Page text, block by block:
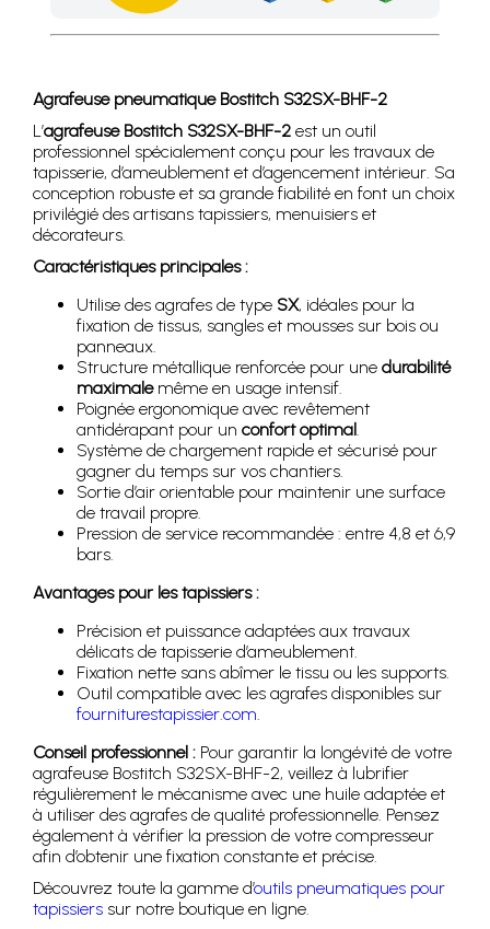
Achetez 4 sachets ou boîtes d'agrafes ou de pointes et
Agrafeuse pneumatique Bostitch S32SX-BHF-2
L’agrafeuse Bostitch S32SX-BHF-2 est un outil
professionnel spécialement conçu pour les travaux de
tapisserie, d’ameublement et d’agencement intérieur. Sa
conception robuste et sa grande fiabilité en font un choix
privilégié des artisans tapissiers, menuisiers et
décorateurs.
Caractéristiques principales :
Utilise des agrafes de type SX, idéales pour la
fixation de tissus, sangles et mousses sur bois ou
panneaux.
Structure métallique renforcée pour une durabilité
maximalemême en usage intensif.
Poignée ergonomique avec revêtement
antidérapant pour un confort optimal.
Système de chargement rapide et sécurisé pour
gagner du temps sur vos chantiers.
Sortie d’air orientable pour maintenir une surface
de travail propre.
Pression de service recommandée : entre 4,8 et 6,9
bars.
Avantages pour les tapissiers :
Précision et puissance adaptées aux travaux
délicats de tapisserie d’ameublement.
Fixation nette sans abîmer le tissu ou les supports.
Outil compatible avec les agrafes disponibles sur
fourniturestapissier.com.
Conseil professionnel : Pour garantir la longévité de votre
agrafeuse Bostitch S32SX-BHF-2, veillez à lubrifier
régulièrement le mécanisme avec une huile adaptée et
à utiliser des agrafes de qualité professionnelle. Pensez
également à vérifier la pression de votre compresseur
afin d’obtenir une fixation constante et précise.
Découvrez toute la gamme d’outils pneumatiques pour
tapissiers sur notre boutique en ligne.